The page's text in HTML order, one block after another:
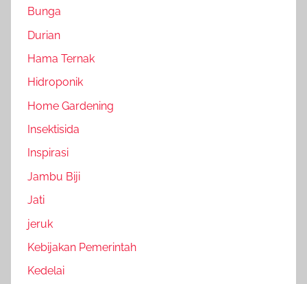
Bunga
Durian
Hama Ternak
Hidroponik
Home Gardening
Insektisida
Inspirasi
Jambu Biji
Jati
jeruk
Kebijakan Pemerintah
Kedelai